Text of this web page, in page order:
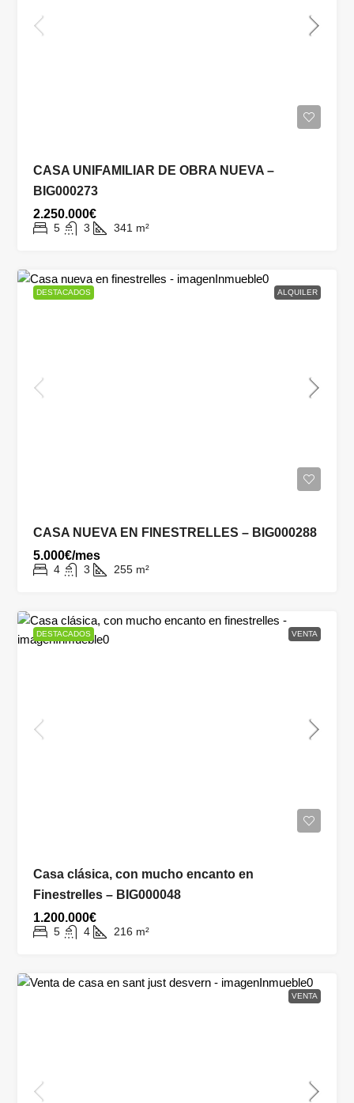
CASA UNIFAMILIAR DE OBRA NUEVA –
BIG000273
2.250.000€
5 3 341 m²
DESTACADOS ALQUILER
CASA NUEVA EN FINESTRELLES – BIG000288
5.000€/mes
4 3 255 m²
DESTACADOS VENTA
Casa clásica, con mucho encanto en
Finestrelles – BIG000048
1.200.000€
5 4 216 m²
VENTA